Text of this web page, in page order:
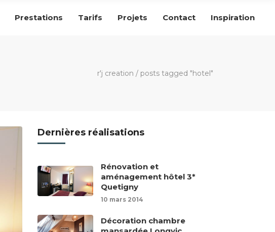
Prestations Tarifs Projets Contact Inspiration
r'j creation / posts tagged "hotel"
Dernières réalisations
Rénovation et
aménagement hôtel 3*
Quetigny
10 mars 2014
Décoration chambre